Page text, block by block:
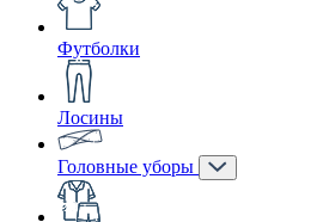
Футболки
Лосины
Головные уборы